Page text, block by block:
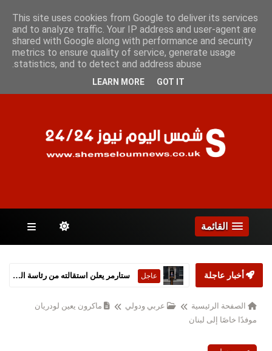
الصفحات
القائمة
أخبار عاجلة عاجل ستارمر يعلن استقالته من رئاسة الحكومة البريطانية
الصفحة الرئيسية عربي ودولي
ماكرون يعين لودريان
موفدًا خاصًا إلى لبنان
This site uses cookies from Google to deliver its services
and to analyze traffic. Your IP address and user-agent are
shared with Google along with performance and security
metrics to ensure quality of service, generate usage
statistics, and to detect and address abuse.
LEARN MORE GOT IT